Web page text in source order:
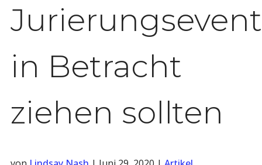
Jurierungsevent
in Betracht
ziehen sollten